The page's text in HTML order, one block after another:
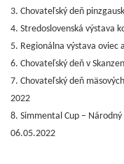
3. Chovateľský deň
4. Stredoslovenská výstava
5. Regionálna výstava oviec
6. Chovateľský deň v
7. Chovateľský deň
2022
8. Simmental Cup –
06.05.2022